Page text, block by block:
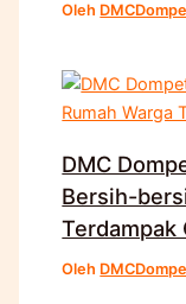
Oleh
DMC
Bersih-
Terdampak
Oleh